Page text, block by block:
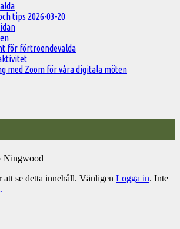
tips 2026-03-20
för förtroendevalda
med Zoom för våra digitala möten
Ningwood
se detta innehåll. Vänligen Logga in. Inte